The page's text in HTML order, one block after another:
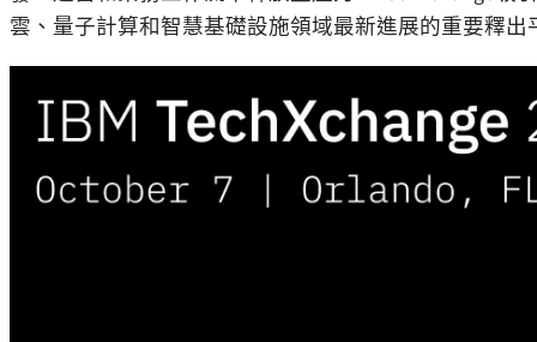
雲、量子計算和智慧基礎設施領域最新進展的重要釋出